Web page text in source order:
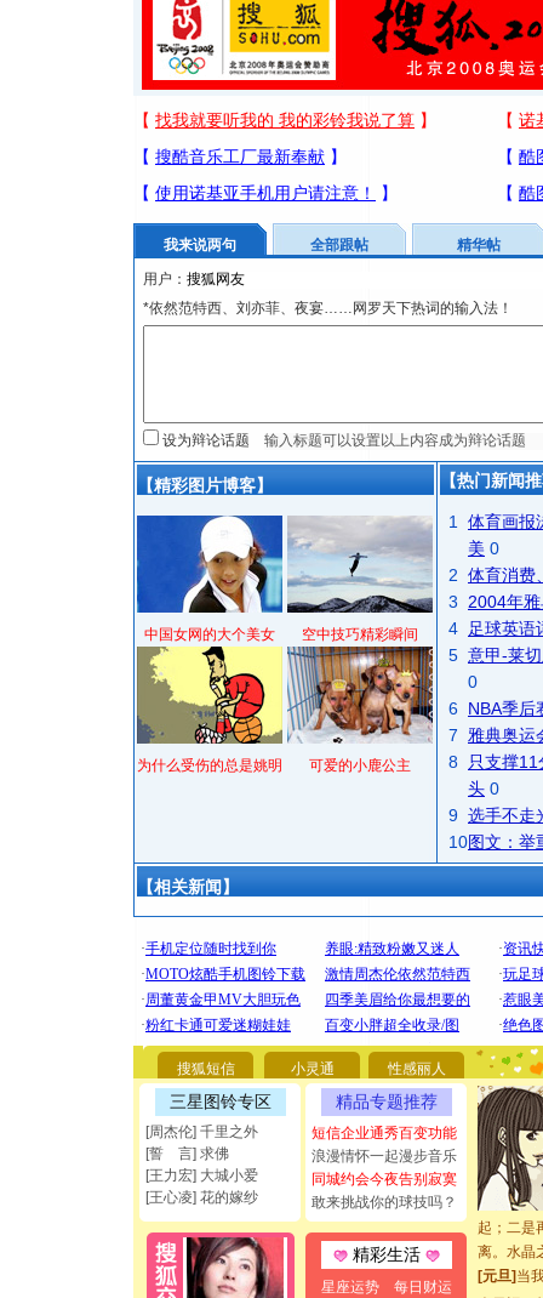
我来说两句 全部跟帖
精华帖
用户：
*依然范特西、刘亦菲、夜宴……网罗天下热词的输入法！
设为辩论话题
【精彩图片博客】
中国女网的大个美女 空中技巧精彩瞬间
为什么受伤的总是姚明 可爱的小鹿公主
【热门新闻
1
体育画报
美 0
2 体育消费
3
2004年
4
足球英语
5 意甲-莱
0
6 NBA季后
7
雅典奥运
8
只支撑
头 0
9 选手不走
10图文：举
【相关新闻】
搜狐短信 小灵通 性感丽人
三星图铃专区
[周杰伦] 千里之外
[誓 言] 求佛
[王力宏] 大城小爱
[王心凌] 花的嫁纱
精品专题推荐
短信企业通秀百变功能
浪漫情怀一起漫步音乐
同城约会今夜告别寂寞
敢来挑战你的球技吗？
精彩生活
星座运势 每日财运
你太多
要平安
[圣诞节]
能正大
都要快乐
[圣诞节]
如意,快
[元旦]看
断电。
你是我专
[元旦]如
起；二是
离。水晶
[元旦]当